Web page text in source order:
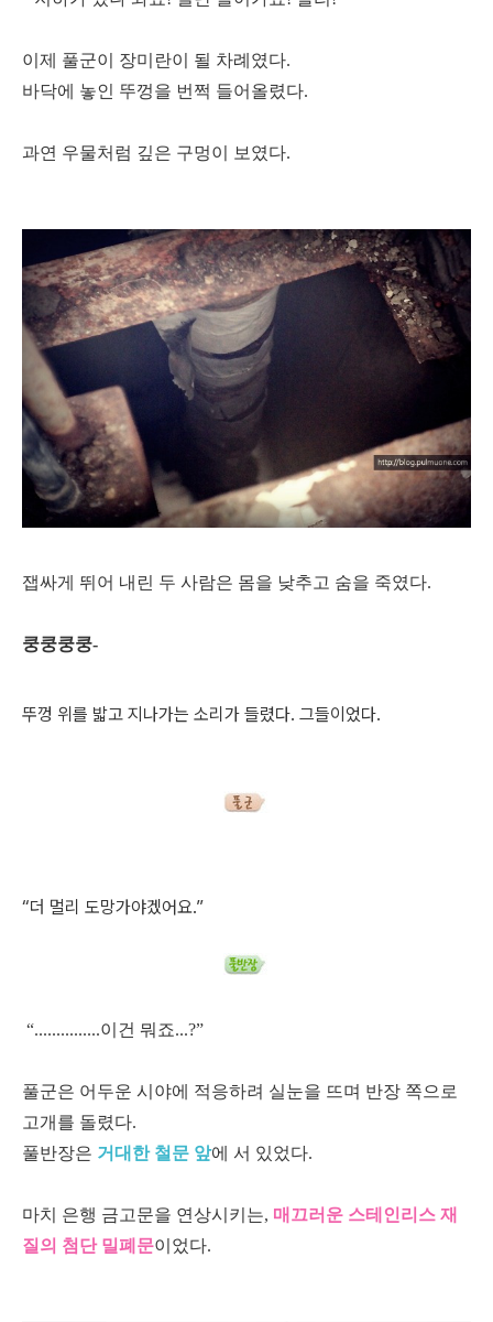
이제 풀군이 장미란이 될 차례였다.
바닥에 놓인 뚜껑을 번쩍 들어올렸다.
과연 우물처럼 깊은 구멍이 보였다.
잽싸게 뛰어 내린 두 사람은 몸을 낮추고 숨을 죽였다.
쿵쿵쿵쿵-
뚜껑 위를 밟고 지나가는 소리가 들렸다. 그들이었다.
“더 멀리 도망가야겠어요.”
“...............이건 뭐죠...?”
풀군은 어두운 시야에 적응하려 실눈을 뜨며 반장 쪽으로
고개를 돌렸다.
풀반장은 거대한 철문 앞에 서 있었다.
마치 은행 금고문을 연상시키는, 매끄러운 스테인리스 재
질의 첨단 밀폐문이었다.